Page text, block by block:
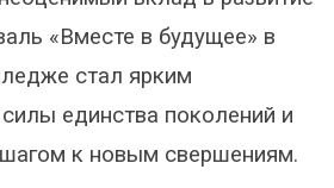
«Вместе в будущее» в
стал ярким
единства поколений и
к новым свершениям.